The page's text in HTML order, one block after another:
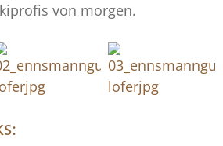
von morgen.